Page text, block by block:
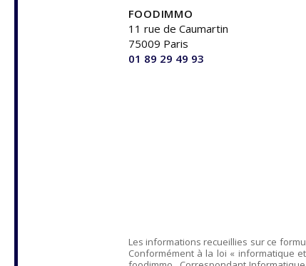
FOODIMMO
11 rue de Caumartin
75009 Paris
01 89 29 49 93
Les informations recueillies sur ce
Conformément à la loi « informatique